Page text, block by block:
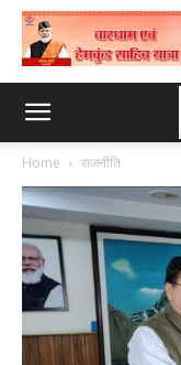
Home राजनीति